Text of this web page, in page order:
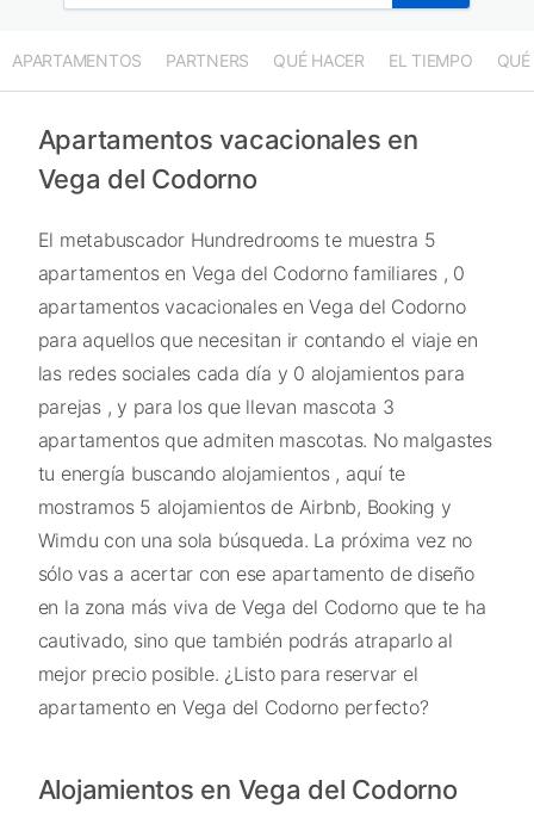
APARTAMENTOS PARTNERS QUÉ HACER EL TIEMPO QUÉ
Apartamentos vacacionales en
Vega del Codorno
El metabuscador Hundredrooms te muestra 5
apartamentos en Vega del Codorno familiares , 0
apartamentos vacacionales en Vega del Codorno
para aquellos que necesitan ir contando el viaje en
las redes sociales cada día y 0 alojamientos para
parejas , y para los que llevan mascota 3
apartamentos que admiten mascotas. No malgastes
tu energía buscando alojamientos , aquí te
mostramos 5 alojamientos de Airbnb, Booking y
Wimdu con una sola búsqueda. La próxima vez no
sólo vas a acertar con ese apartamento de diseño
en la zona más viva de Vega del Codorno que te ha
cautivado, sino que también podrás atraparlo al
mejor precio posible. ¿Listo para reservar el
apartamento en Vega del Codorno perfecto?
Alojamientos en Vega del Codorno